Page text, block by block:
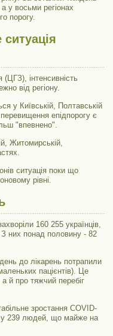
у восьми регіонах
порогу.
інтенсивність
від регіону.
у Київській, Полтавській
епідпорогу є
"впевнено".
Житомирській,
ситуація поки що
рівні.
160 255 українців,
них понад половину - 82
до лікарень потрапили
пацієнтів). Це
й про тяжчий перебіг
зростання COVID-
у 239 людей, що майже на